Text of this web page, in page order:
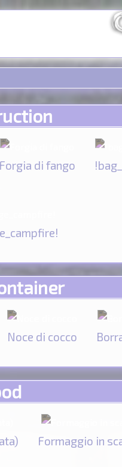
Forgia di fango
Noce di cocco
Formaggio in